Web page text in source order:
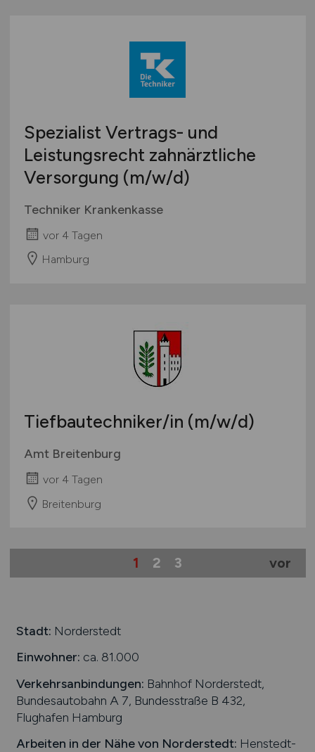
Spezialist Vertrags- und
Leistungsrecht zahnärztliche
Versorgung (m/w/d)
Techniker Krankenkasse
vor 4 Tagen
Hamburg
Tiefbautechniker/in (m/w/d)
Amt Breitenburg
vor 4 Tagen
Breitenburg
1 2 3 vor
Stadt: Norderstedt
Einwohner: ca. 81.000
Verkehrsanbindungen: Bahnhof Norderstedt,
Bundesautobahn A 7, Bundesstraße B 432,
Flughafen Hamburg
Arbeiten in der Nähe von Norderstedt: Henstedt-